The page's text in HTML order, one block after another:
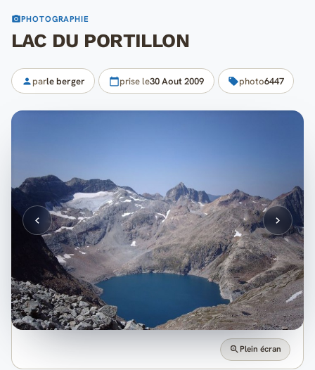
PHOTOGRAPHIE
LAC DU PORTILLON
parle berger prise le30 Aout 2009 photo6447
Plein écran